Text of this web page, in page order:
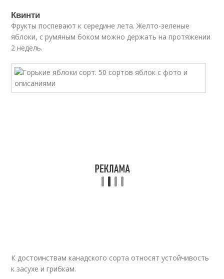
Квинти
Фрукты поспевают к середине лета. Желто-зеленые
яблоки, с румяным боком можно держать на протяжении
2 недель.
К достоинствам канадского сорта относят устойчивость
к засухе и грибкам.